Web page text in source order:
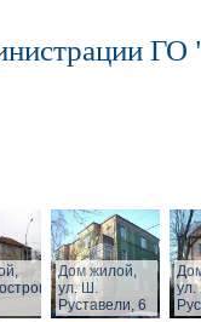
ГО
Дом жилой,
ул. Ш.
Руставели, 6